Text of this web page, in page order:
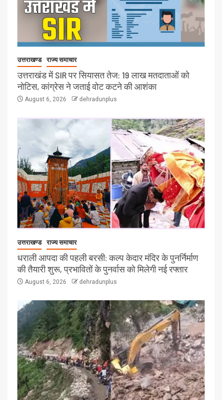
उत्तराखण्ड राज्य समाचार
उत्तराखंड में SIR पर सियासत तेज: 19 लाख मतदाताओं को
नोटिस, कांग्रेस ने जताई वोट कटने की आशंका
August 6, 2026 dehradunplus
उत्तराखण्ड राज्य समाचार
धराली आपदा की पहली बरसी: कल्प केदार मंदिर के पुनर्निर्माण
की तैयारी शुरू, प्रभावितों के पुनर्वास को मिलेगी नई रफ्तार
August 6, 2026 dehradunplus